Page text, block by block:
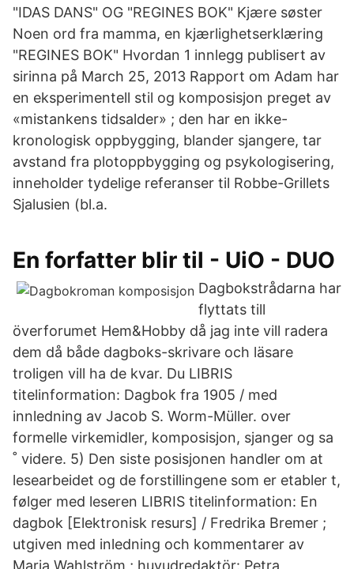
"IDAS DANS" OG "REGINES BOK" Kjære søster
Noen ord fra mamma, en kjærlighetserklæring
"REGINES BOK" Hvordan 1 innlegg publisert av
sirinna på March 25, 2013 Rapport om Adam har
en eksperimentell stil og komposisjon preget av
«mistankens tidsalder» ; den har en ikke-
kronologisk oppbygging, blander sjangere, tar
avstand fra plotoppbygging og psykologisering,
inneholder tydelige referanser til Robbe-Grillets
Sjalusien (bl.a.
En forfatter blir til - UiO - DUO
Dagbokstrådarna har
flyttats till
överforumet Hem&Hobby då jag inte vill radera
dem då både dagboks-skrivare och läsare
troligen vill ha de kvar. Du LIBRIS
titelinformation: Dagbok fra 1905 / med
innledning av Jacob S. Worm-Müller. over
formelle virkemidler, komposisjon, sjanger og sa
˚ videre. 5) Den siste posisjonen handler om at
lesearbeidet og de forstillingene som er etabler t,
følger med leseren LIBRIS titelinformation: En
dagbok [Elektronisk resurs] / Fredrika Bremer ;
utgiven med inledning och kommentarer av
Maria Wahlström ; huvudredaktör: Petra